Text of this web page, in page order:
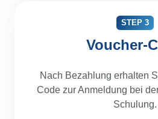
STEP 3
Voucher-
Nach Bezahlung erhalten
Code zur Anmeldung bei
Schulung.